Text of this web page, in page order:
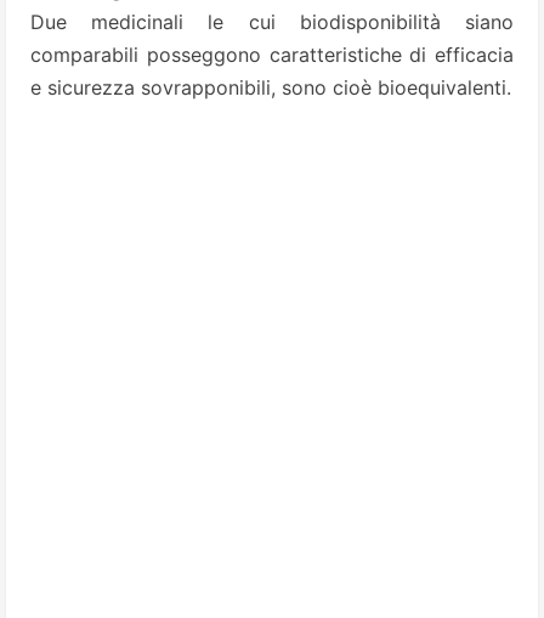
Due medicinali le cui biodisponibilità siano
comparabili posseggono caratteristiche di efficacia
e sicurezza sovrapponibili, sono cioè bioequivalenti.